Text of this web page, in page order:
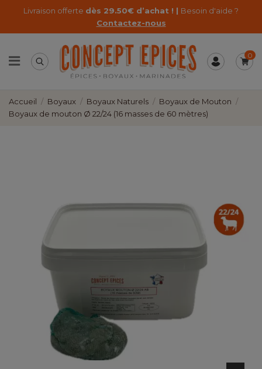
Livraison offerte dès 29.50€ d’achat ! | Besoin d'aide ?
Contactez-nous
0
Accueil Boyaux Boyaux Naturels
Boyaux de Mouton
Boyaux de mouton Ø 22/24 (16 masses de 60 mètres)